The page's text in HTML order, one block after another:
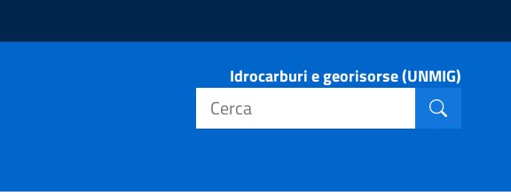
Idrocarburi e georisorse (UNMIG)